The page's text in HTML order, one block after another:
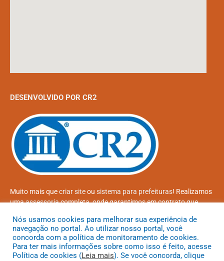
DESENVOLVIDO POR CR2
Muito mais quecriar siteou sistema para prefeituras! Realizamos
umaassessoriacompleta, onde garantimos em contrato que
atendidas.
Conheça oPNTPe oRadar da Transparência Pública
Nós usamos cookies para melhorar sua experiência de
navegação no portal. Ao utilizar nosso portal, você
concorda com a política de monitoramento de cookies.
Para ter mais informações sobre como isso é feito, acesse
Política de cookies (Leia mais). Se você concorda, clique